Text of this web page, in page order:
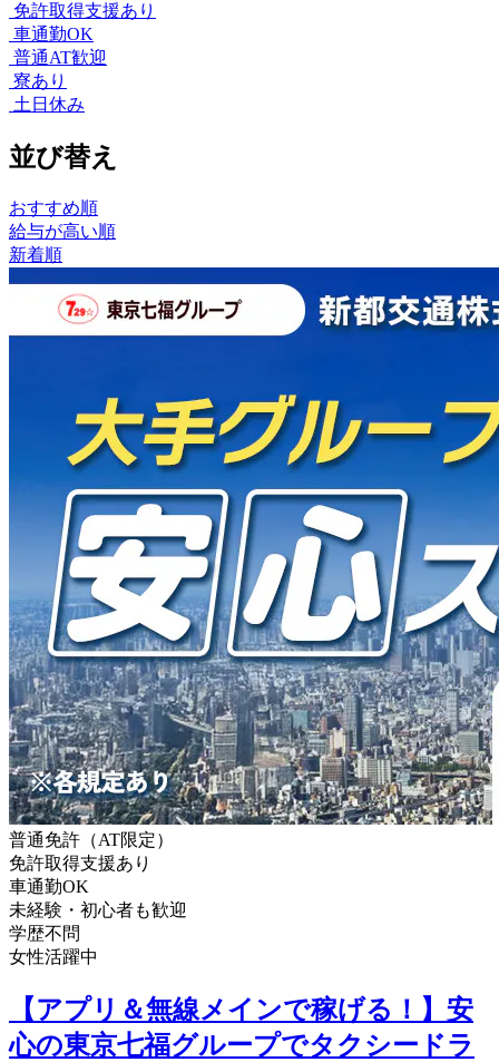
免許取得支援あり
車通勤OK
普通AT歓迎
寮あり
土日休み
並び替え
おすすめ順
給与が高い順
新着順
普通免許（AT限定）
免許取得支援あり
車通勤OK
未経験・初心者も歓迎
学歴不問
女性活躍中
【アプリ＆無線メインで稼げる！】安
心の東京七福グループでタクシードラ